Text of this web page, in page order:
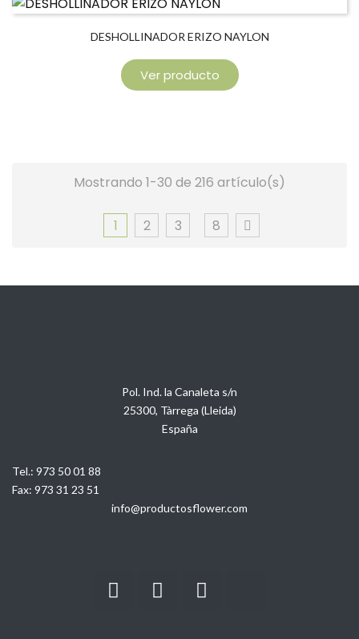
DESHOLLINADOR ERIZO NAYLON
Ver producto
Mostrando 1-30 de 216 artículo(s)
1 2 3 8
Pol. Ind. la Canaleta s/n
25300, Tàrrega (Lleida)
España
Tel.: 973 50 01 88
Fax: 973 31 23 51
info@productosflower.com